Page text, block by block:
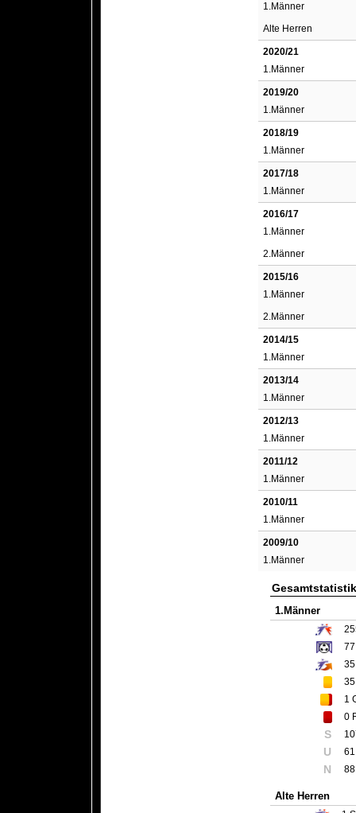
1.Männer
Alte Herren
2020/21
1.Männer
2019/20
1.Männer
2018/19
1.Männer
2017/18
1.Männer
2016/17
1.Männer
2.Männer
2015/16
1.Männer
2.Männer
2014/15
1.Männer
2013/14
1.Männer
2012/13
1.Männer
2011/12
1.Männer
2010/11
1.Männer
2009/10
1.Männer
Gesamtstatistik
1.Männer
77
35
35
1
0
S
U
N
Alte Herren